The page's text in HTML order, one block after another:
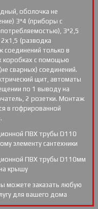
оболочка не
3*4 (приборы с
3*2,5
2х1,5 (разводка
только в
коробках с помощью
сварных) соединений.
щит, автоматы
по 1 выводу на
2 розетки. Монтаж
в гофрированной
ПВХ трубы D110
элементу сантехники
ПВХ трубы D110мм
крышу
можете заказать любую
для вашего дома